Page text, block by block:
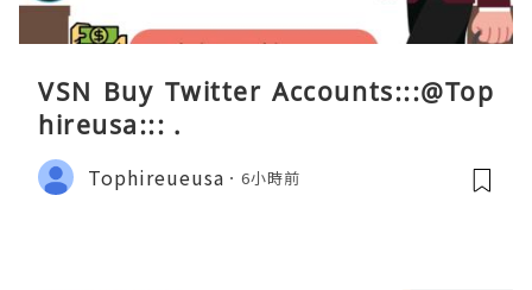
VSN Buy Twitter Accounts:::@Top
hireusa::: .
Tophireueusa 6小時前